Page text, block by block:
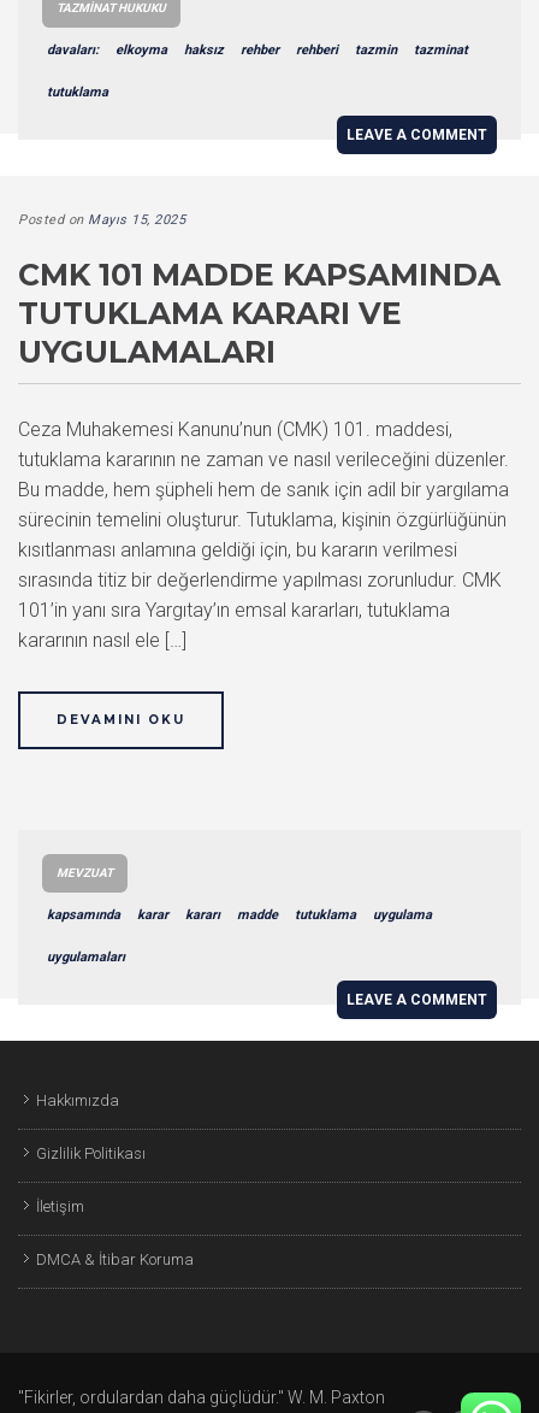
TAZMINAT HUKUKU
davaları: elkoyma haksız rehber rehberi tazmin tazminat
tutuklama
LEAVE A COMMENT
Posted on Mayıs 15, 2025
CMK 101 MADDE KAPSAMINDA
TUTUKLAMA KARARI VE
UYGULAMALARI
Ceza Muhakemesi Kanunu’nun (CMK) 101. maddesi,
tutuklama kararının ne zaman ve nasıl verileceğini düzenler.
Bu madde, hem şüpheli hem de sanık için adil bir yargılama
sürecinin temelini oluşturur. Tutuklama, kişinin özgürlüğünün
kısıtlanması anlamına geldiği için, bu kararın verilmesi
sırasında titiz bir değerlendirme yapılması zorunludur. CMK
101’in yanı sıra Yargıtay’ın emsal kararları, tutuklama
kararının nasıl ele […]
DEVAMINI OKU
MEVZUAT
kapsamında karar kararı madde tutuklama uygulama
uygulamaları
LEAVE A COMMENT
Hakkımızda
Gizlilik Politikası
İletişim
DMCA & İtibar Koruma
"Fikirler, ordulardan daha güçlüdür." W. M. Paxton